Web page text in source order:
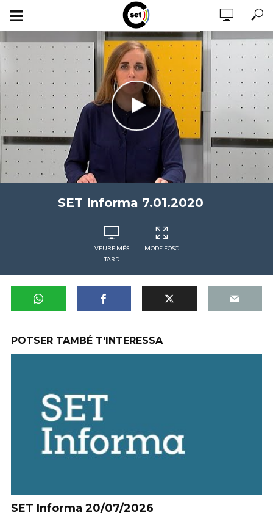
SET Informa 7.01.2020
VEURE MÉS
TARD
MODE FOSC
POTSER TAMBÉ T'INTERESSA
SET Informa 20/07/2026